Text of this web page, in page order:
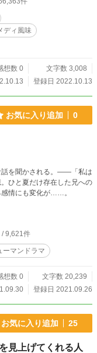
ディ風味
想数 0
文字数 3,008
登録日 2022.10.13
お気に入り追加 0
話を聞かされる。――「私は
ひと夏だけ存在した兄への
感情にも変化が……。
/ 9,621件
ーマンドラマ
想数 0
文字数 20,239
登録日 2021.09.26
お気に入り追加 25
見上げてくれる人